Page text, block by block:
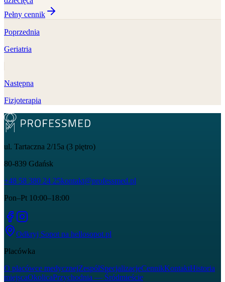
Pełny cennik
Poprzednia
Geriatria
Następna
Fizjoterapia
ul. Tartaczna 2/15a (3 piętro)
80-839 Gdańsk
+48 58 380 24 25kontakt@professmed.pl
Pon–Pt 10:00–18:00
Odkryj Sopot na hellosopot.pl
Placówka
O placówce medycznejZespółSpecjalizacjeCennikKontaktHistoria
miejscaOkolicaPrzychodnia — Śródmieście